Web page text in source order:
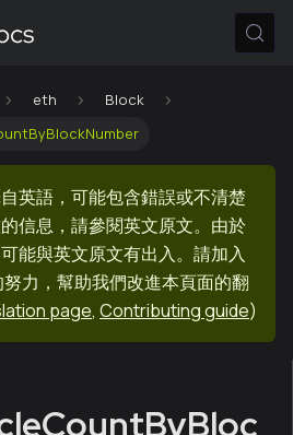
eth
Block
英語，可能包含錯誤或不清楚
信息，請參閱英文原文。由於
能與英文原文有出入。請加入
力，幫助我們改進本頁面的翻
page, Contributing guide)